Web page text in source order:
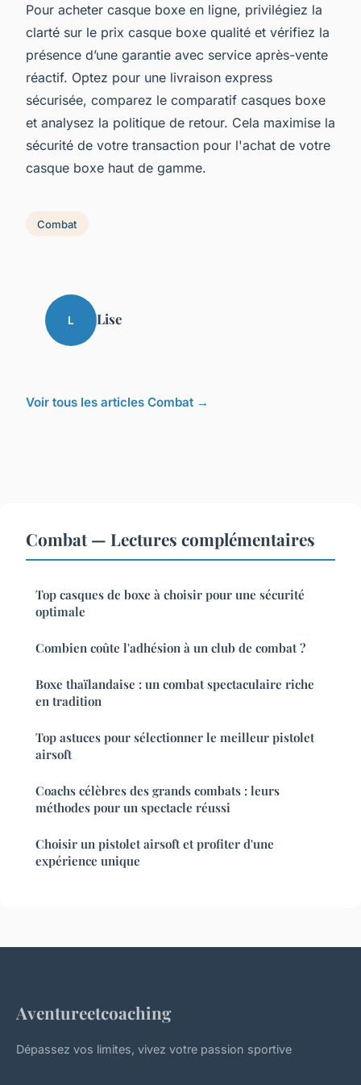
Pour acheter casque boxe en ligne, privilégiez la
clarté sur le prix casque boxe qualité et vérifiez la
présence d’une garantie avec service après-vente
réactif. Optez pour une livraison express
sécurisée, comparez le comparatif casques boxe
et analysez la politique de retour. Cela maximise la
sécurité de votre transaction pour l'achat de votre
casque boxe haut de gamme.
Combat
L Lise
Voir tous les articles Combat →
Combat — Lectures complémentaires
Top casques de boxe à choisir pour une sécurité
optimale
Combien coûte l'adhésion à un club de combat ?
Boxe thaïlandaise : un combat spectaculaire riche
en tradition
Top astuces pour sélectionner le meilleur pistolet
airsoft
Coachs célèbres des grands combats : leurs
méthodes pour un spectacle réussi
Choisir un pistolet airsoft et profiter d'une
expérience unique
Aventureetcoaching
Dépassez vos limites, vivez votre passion sportive